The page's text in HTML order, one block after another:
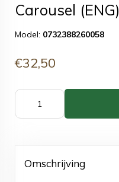
Carousel (ENG)
Model: 0732388260058
€32,50
Omschrijving